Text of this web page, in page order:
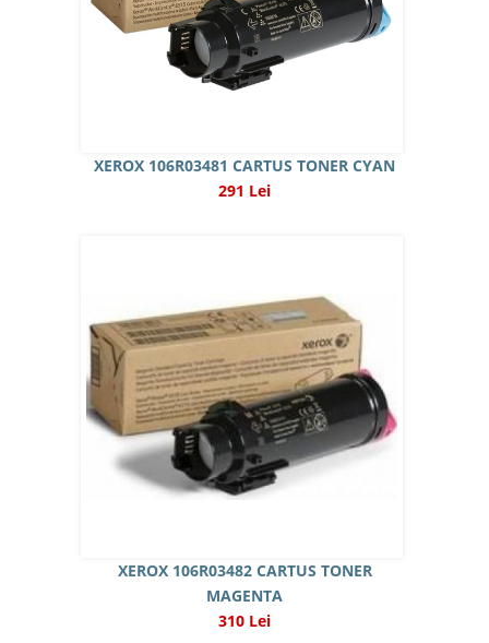
XEROX 106R03481 CARTUS TONER CYAN
291 Lei
XEROX 106R03482 CARTUS TONER
MAGENTA
310 Lei